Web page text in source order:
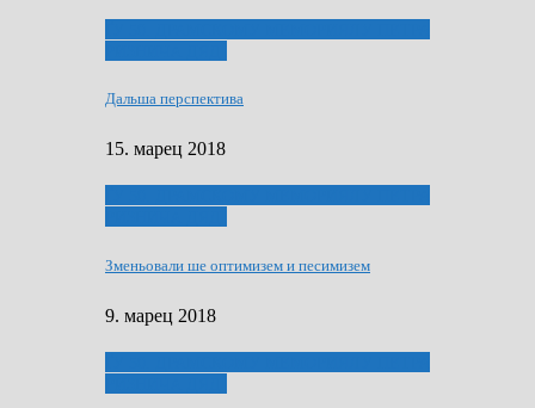
Дальша перспектива
15. марец 2018
Зменьовали ше оптимизем и песимизем
9. марец 2018